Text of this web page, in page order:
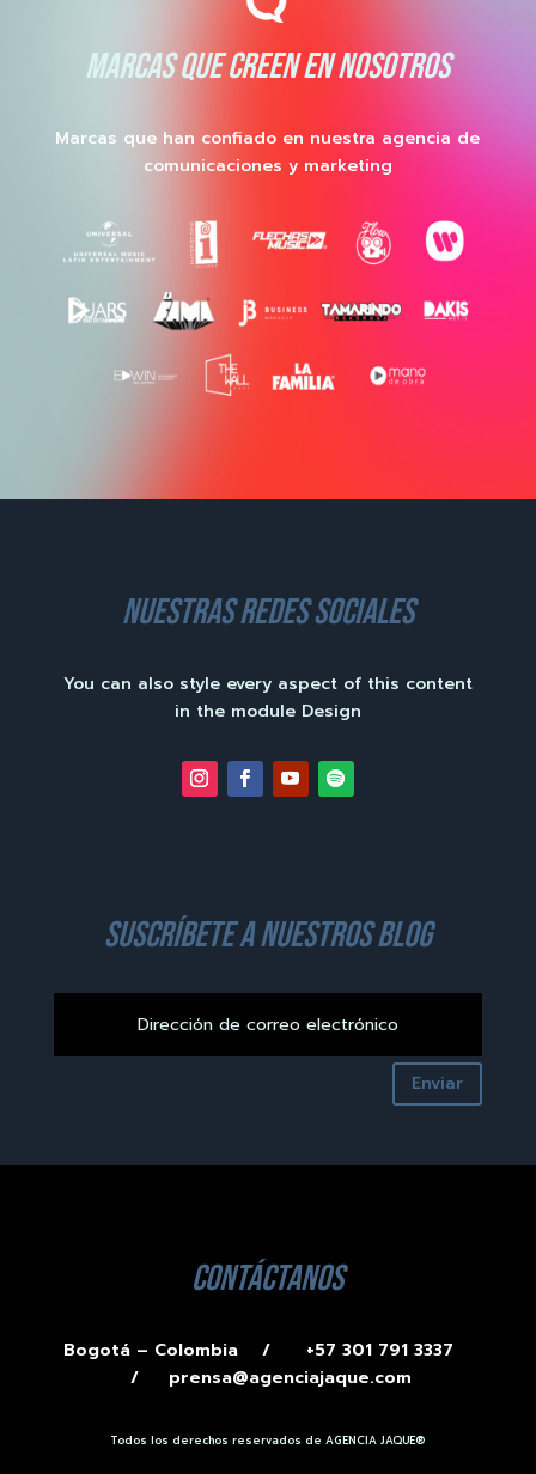
MARCAS QUE CREEN EN NOSOTROS
Marcas que han confiado en nuestra agencia de
comunicaciones y marketing
nuestras redes sociales
You can also style every aspect of this content
in the module Design
suscríbete a nuestros blog
Enviar
contáctanos
Bogotá – Colombia /
+57 301 791 3337
/ prensa@agenciajaque.com
Todos los derechos reservados de AGENCIA JAQUE®